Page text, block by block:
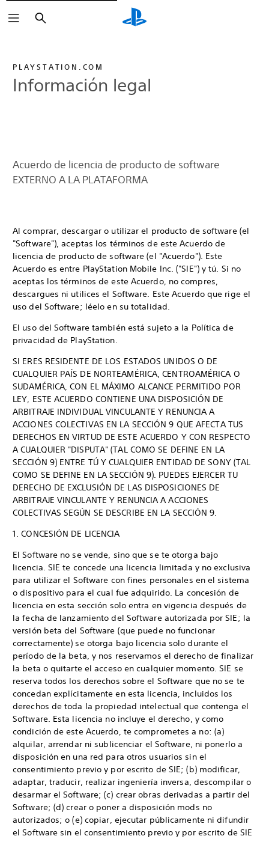
Buscar
PLAYSTATION.COM
Información legal
Acuerdo de licencia de producto de software
EXTERNO A LA PLATAFORMA
Al comprar, descargar o utilizar el producto de software (el
"Software"), aceptas los términos de este Acuerdo de
licencia de producto de software (el "Acuerdo"). Este
Acuerdo es entre PlayStation Mobile Inc. ("SIE") y tú. Si no
aceptas los términos de este Acuerdo, no compres,
descargues ni utilices el Software. Este Acuerdo que rige el
uso del Software; léelo en su totalidad.
El uso del Software también está sujeto a la Política de
privacidad de PlayStation.
SI ERES RESIDENTE DE LOS ESTADOS UNIDOS O DE
CUALQUIER PAÍS DE NORTEAMÉRICA, CENTROAMÉRICA O
SUDAMÉRICA, CON EL MÁXIMO ALCANCE PERMITIDO POR
LEY, ESTE ACUERDO CONTIENE UNA DISPOSICIÓN DE
ARBITRAJE INDIVIDUAL VINCULANTE Y RENUNCIA A
ACCIONES COLECTIVAS EN LA SECCIÓN 9 QUE AFECTA TUS
DERECHOS EN VIRTUD DE ESTE ACUERDO Y CON RESPECTO
A CUALQUIER "DISPUTA" (TAL COMO SE DEFINE EN LA
SECCIÓN 9) ENTRE TÚ Y CUALQUIER ENTIDAD DE SONY (TAL
COMO SE DEFINE EN LA SECCIÓN 9). PUEDES EJERCER TU
DERECHO DE EXCLUSIÓN DE LAS DISPOSICIONES DE
ARBITRAJE VINCULANTE Y RENUNCIA A ACCIONES
COLECTIVAS SEGÚN SE DESCRIBE EN LA SECCIÓN 9.
1. CONCESIÓN DE LICENCIA
El Software no se vende, sino que se te otorga bajo
licencia. SIE te concede una licencia limitada y no exclusiva
para utilizar el Software con fines personales en el sistema
o dispositivo para el cual fue adquirido. La concesión de
licencia en esta sección solo entra en vigencia después de
la fecha de lanzamiento del Software autorizada por SIE; la
versión beta del Software (que puede no funcionar
correctamente) se otorga bajo licencia solo durante el
período de la beta, y nos reservamos el derecho de finalizar
la beta o quitarte el acceso en cualquier momento. SIE se
reserva todos los derechos sobre el Software que no se te
concedan explícitamente en esta licencia, incluidos los
derechos de toda la propiedad intelectual que contenga el
Software. Esta licencia no incluye el derecho, y como
condición de este Acuerdo, te comprometes a no: (a)
alquilar, arrendar ni sublicenciar el Software, ni ponerlo a
disposición en una red para otros usuarios sin el
consentimiento previo y por escrito de SIE; (b) modificar,
adaptar, traducir, realizar ingeniería inversa, descompilar o
desarmar el Software; (c) crear obras derivadas a partir del
Software; (d) crear o poner a disposición mods no
autorizados; o (e) copiar, ejecutar públicamente ni difundir
el Software sin el consentimiento previo y por escrito de SIE